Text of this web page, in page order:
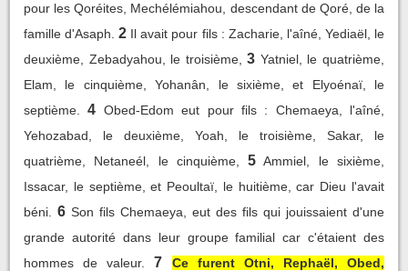
pour les Qoréites, Mechélémiahou, descendant de Qoré, de la
famille d'Asaph. 2 Il avait pour fils : Zacharie, l'aîné, Yediaël, le
deuxième, Zebadyahou, le troisième, 3 Yatniel, le quatrième,
Elam, le cinquième, Yohanân, le sixième, et Elyoénaï, le
septième.
4 Obed-Edom eut pour fils : Chemaeya, l'aîné,
Yehozabad, le deuxième, Yoah, le troisième, Sakar, le
quatrième, Netaneél, le cinquième,
5 Ammiel, le sixième,
Issacar, le septième, et Peoultaï, le huitième, car Dieu l'avait
béni.
6 Son fils Chemaeya, eut des fils qui jouissaient d'une
grande autorité dans leur groupe familial car c'étaient des
hommes de valeur.
7
Ce furent Otni, Rephaël, Obed,